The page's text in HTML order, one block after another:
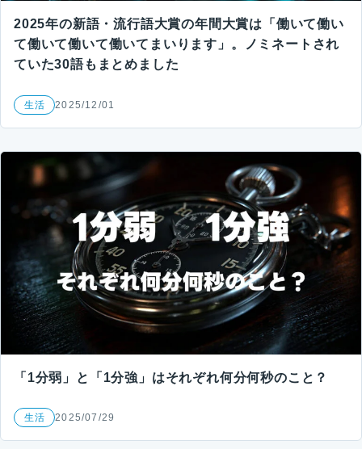
2025年の新語・流行語大賞の年間大賞は「働いて働い
て働いて働いて働いてまいります」。ノミネートされ
ていた30語もまとめました
生活 2025/12/01
「1分弱」と「1分強」はそれぞれ何分何秒のこと？
生活 2025/07/29